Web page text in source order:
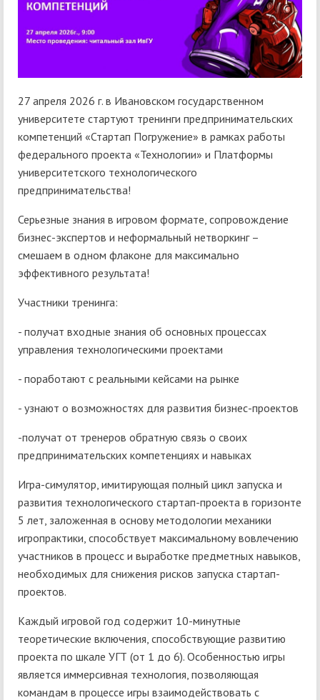
27 апреля 2026 г. в Ивановском государственном
университете стартуют тренинги предпринимательских
компетенций «Стартап Погружение» в рамках работы
федерального проекта «Технологии» и Платформы
университетского технологического
предпринимательства!
Серьезные знания в игровом формате, сопровождение
бизнес-экспертов и неформальный нетворкинг –
смешаем в одном флаконе для максимально
эффективного результата!
Участники тренинга:
- получат входные знания об основных процессах
управления технологическими проектами
- поработают с реальными кейсами на рынке
- узнают о возможностях для развития бизнес-проектов
-получат от тренеров обратную связь о своих
предпринимательских компетенциях и навыках
Игра-симулятор, имитирующая полный цикл запуска и
развития технологического стартап-проекта в горизонте
5 лет, заложенная в основу методологии механики
игропрактики, способствует максимальному вовлечению
участников в процесс и выработке предметных навыков,
необходимых для снижения рисков запуска стартап-
проектов.
Каждый игровой год содержит 10-минутные
теоретические включения, способствующие развитию
проекта по шкале УГТ (от 1 до 6). Особенностью игры
является иммерсивная технология, позволяющая
командам в процессе игры взаимодействовать с